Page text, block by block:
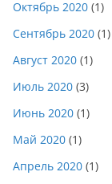
Октябрь 2020 (1)
Сентябрь 2020 (1)
Август 2020 (1)
Июль 2020 (3)
Июнь 2020 (1)
Май 2020 (1)
Апрель 2020 (1)